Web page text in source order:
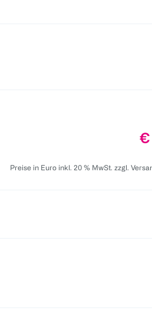
€
Preise in Euro inkl. 20 % MwSt. zzgl.